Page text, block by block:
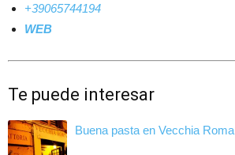
+39065744194
WEB
Te puede interesar
Buena pasta en Vecchia Roma